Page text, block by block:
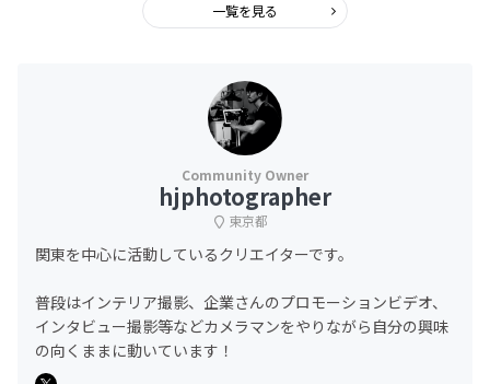
一覧を見る
hjphotographer
東京都
関東を中心に活動しているクリエイターです。
普段はインテリア撮影、企業さんのプロモーションビデオ、
インタビュー撮影等などカメラマンをやりながら自分の興味
の向くままに動いています！